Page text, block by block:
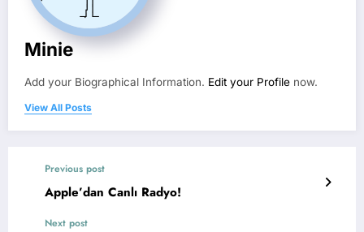
Minie
Add your Biographical Information. Edit your Profile now.
View All Posts
Previous post
Apple’dan Canlı Radyo!
Next post